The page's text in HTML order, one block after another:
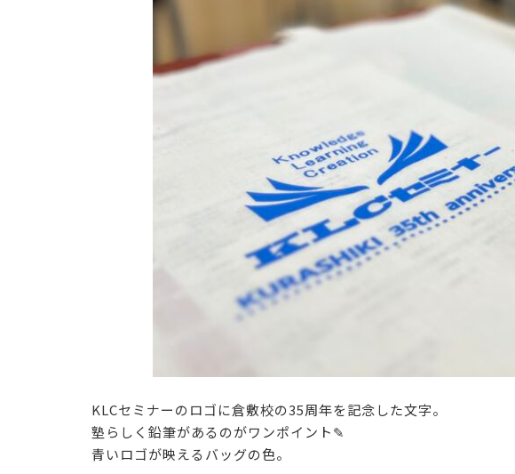
KLCセミナーのロゴに倉敷校の35周年を記念した文字。
塾らしく鉛筆があるのがワンポイント✎
青いロゴが映えるバッグの色。